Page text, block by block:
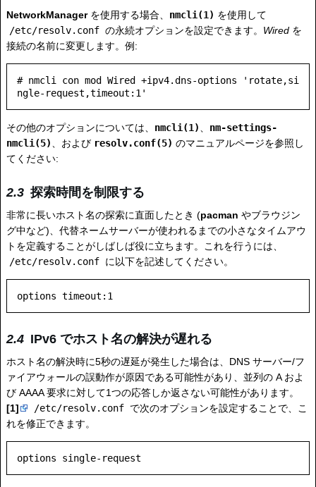
NetworkManagerを使用する場合、 nmcli(1) を使用して
/etc/resolv.conf の永続オプションを設定できます。 Wired を
接続の名前に変更します。例:
# nmcli con mod Wired +ipv4.dns-options 'rotate,si
その他のオプションについては、 nmcli(1)
nm-settings-
nmcli(5)
、および resolv.conf(5) のマニュアルページを参照し
てください:
探索時間を制限する
非常に長いホスト名の探索に直面したとき (pacman やブラウジン
グ中など)、代替ネームサーバーが使われるまでの小さなタイムアウ
トを定義することがしばしば役に立ちます。これを行うには、
/etc/resolv.conf に以下を記述してください。
IPv6 でホスト名の解決が遅れる
ホスト名の解決時に5秒の遅延が発生した場合は、DNS サーバー/フ
ァイアウォールの誤動作が原因である可能性があり、並列の A およ
び AAAA 要求に対して1つの応答しか返さない可能性があります。
[1]
/etc/resolv.conf で次のオプションを設定することで、こ
れを修正できます。